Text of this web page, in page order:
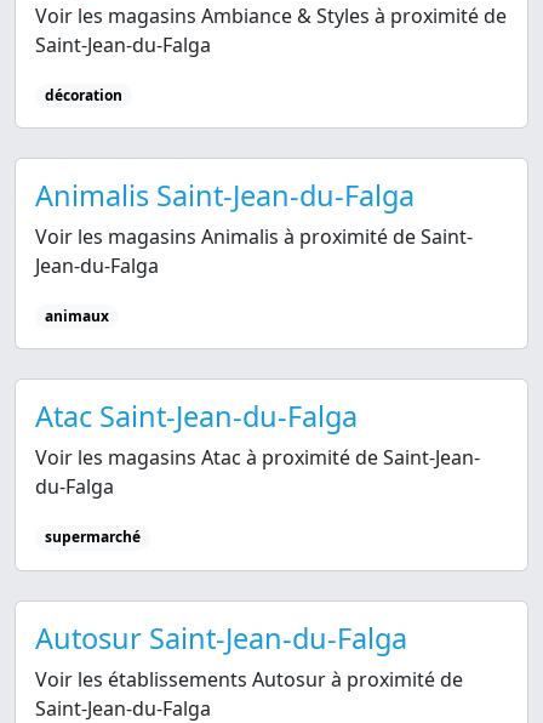
Voir les magasins Ambiance & Styles à proximité de
Saint-Jean-du-Falga
décoration
Animalis Saint-Jean-du-Falga
Voir les magasins Animalis à proximité de Saint-
Jean-du-Falga
animaux
Atac Saint-Jean-du-Falga
Voir les magasins Atac à proximité de Saint-Jean-
du-Falga
supermarché
Autosur Saint-Jean-du-Falga
Voir les établissements Autosur à proximité de
Saint-Jean-du-Falga